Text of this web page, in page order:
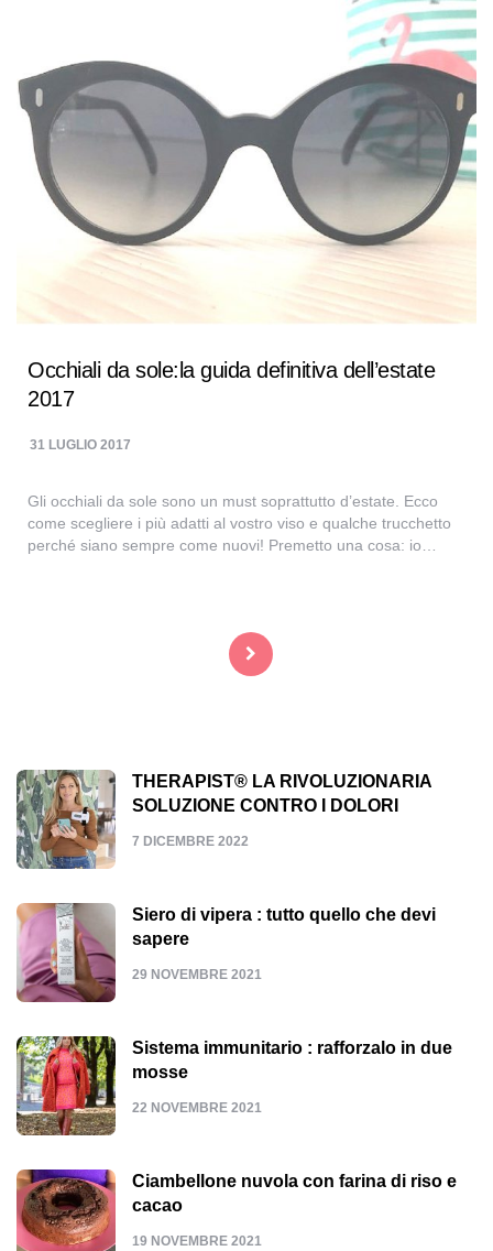
Occhiali da sole:la guida definitiva dell’estate
2017
31 LUGLIO 2017
Gli occhiali da sole sono un must soprattutto d’estate. Ecco
come scegliere i più adatti al vostro viso e qualche trucchetto
perché siano sempre come nuovi! Premetto una cosa: io…
THERAPIST® LA RIVOLUZIONARIA
SOLUZIONE CONTRO I DOLORI
7 DICEMBRE 2022
Siero di vipera : tutto quello che devi
sapere
29 NOVEMBRE 2021
Sistema immunitario : rafforzalo in due
mosse
22 NOVEMBRE 2021
Ciambellone nuvola con farina di riso e
cacao
19 NOVEMBRE 2021